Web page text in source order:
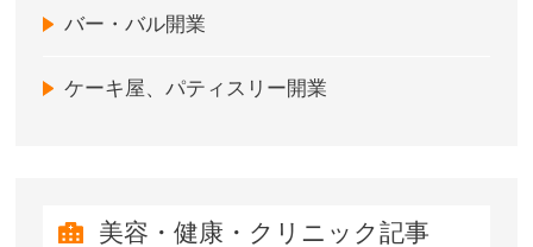
バー・バル開業
ケーキ屋、パティスリー開業
美容・健康・クリニック記事